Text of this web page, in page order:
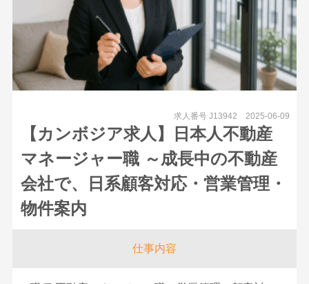
【カンボジア求人】日本人不動産
マネージャー職 ～成長中の不動産
会社で、日系顧客対応・営業管理・
物件案内
求人番号 J13942 2025-06-09
仕事内容